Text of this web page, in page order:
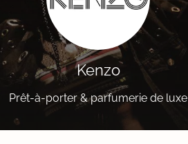
Kenzo
Prêt-à-porter & parfumerie de luxe